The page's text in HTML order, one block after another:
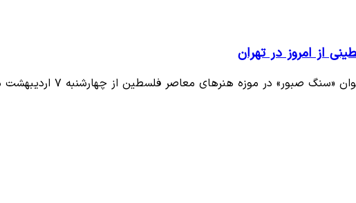
از امروز در تهران
در موزه هنرهای معاصر فلسطین از چهارشنبه ۷ اردیبهشت ماه…